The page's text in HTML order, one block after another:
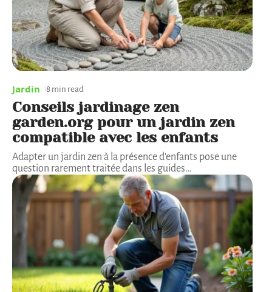
Jardin 8 min read
Conseils jardinage zen
garden.org pour un jardin zen
compatible avec les enfants
Adapter un jardin zen à la présence d'enfants pose une
question rarement traitée dans les guides…